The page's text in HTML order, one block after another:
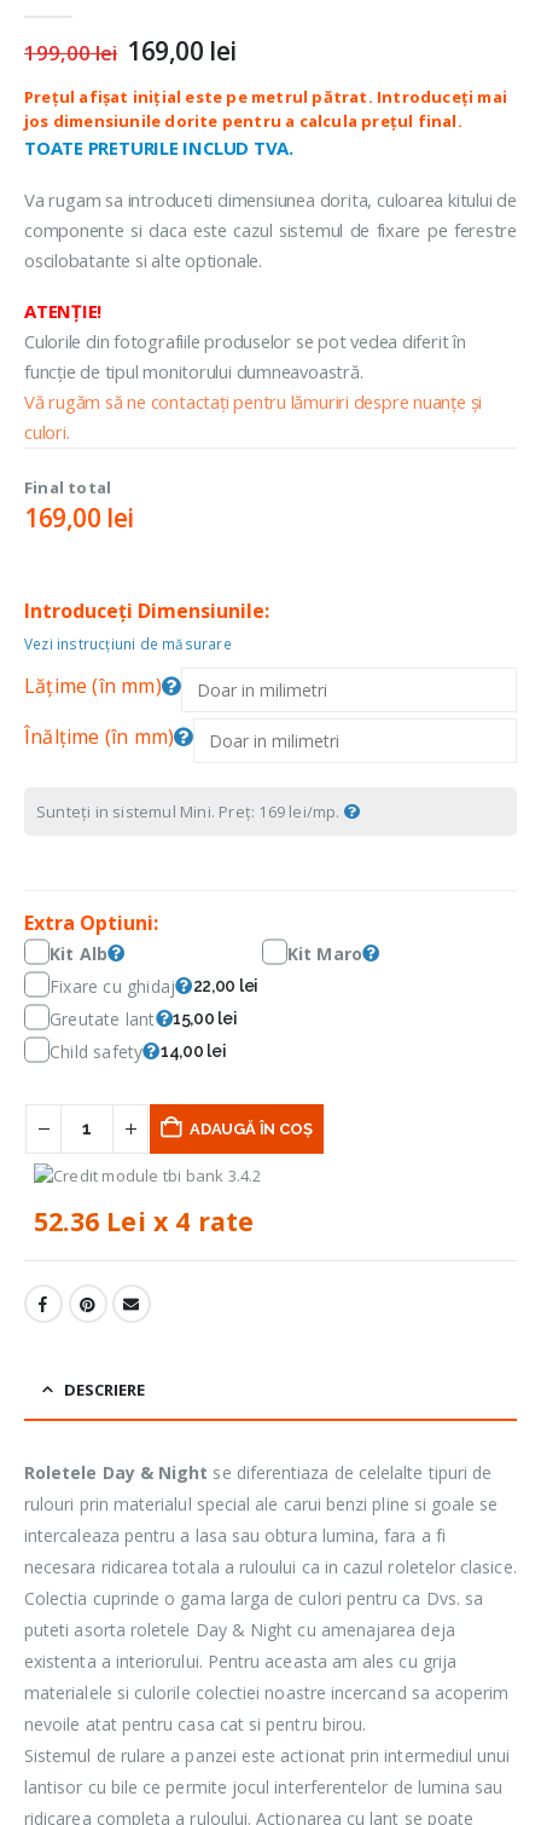
199,00lei Prețul
inițial
a
fost:
199,00 lei.
169,00 lei
este:
169,00 lei.
TOATE PRETURILE INCLUD TVA.
Va rugam sa introduceti dimensiunea dorita, culoarea kitului de
componente si daca este cazul sistemul de fixare pe ferestre
oscilobatante si alte optionale.
ATENȚIE!
Culorile din fotografiile produselor se pot vedea diferit în
funcție de tipul monitorului dumneavoastră.
Vă rugăm să ne contactați pentru lămuriri despre nuanțe și
culori.
Final total
169,00 lei
Introduceți Dimensiunile:
Vezi instrucțiuni de măsurare
Lățime (în mm)
Înălțime (în mm)
Sunteți in sistemul Mini. Preț: 169 lei/mp.
Extra Optiuni:
Kit Alb
Kit Maro
Fixare cu ghidaj
22,00 lei
Greutate lant 15,00 lei
Child safety 14,00 lei
ADAUGĂ ÎN COȘ
52.36 Lei x 4 rate
DESCRIERE
Roletele Day & Night se diferentiaza de celelalte tipuri de
rulouri prin materialul special ale carui benzi pline si goale se
intercaleaza pentru a lasa sau obtura lumina, fara a fi
necesara ridicarea totala a ruloului ca in cazul roletelor clasice.
Colectia cuprinde o gama larga de culori pentru ca Dvs. sa
puteti asorta roletele Day & Night cu amenajarea deja
existenta a interiorului. Pentru aceasta am ales cu grija
materialele si culorile colectiei noastre incercand sa acoperim
nevoile atat pentru casa cat si pentru birou.
Sistemul de rulare a panzei este actionat prin intermediul unui
lantisor cu bile ce permite jocul interferentelor de lumina sau
ridicarea completa a ruloului. Actionarea cu lant se poate